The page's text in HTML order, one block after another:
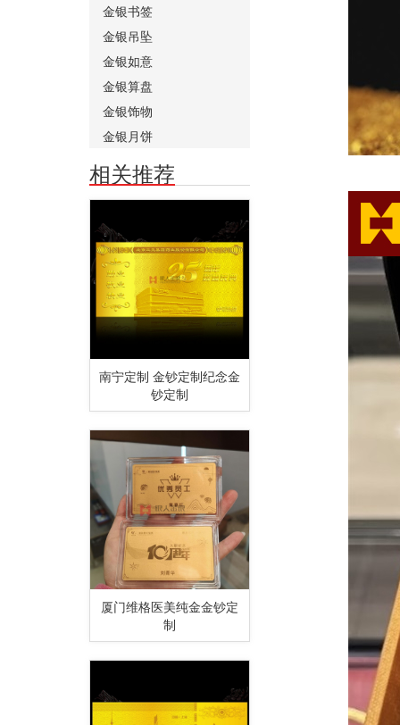
金银书签
金银吊坠
金银如意
金银算盘
金银饰物
金银月饼
相关推荐
南宁定制 金钞定制纪念金
钞定制
厦门维格医美纯金金钞定
制